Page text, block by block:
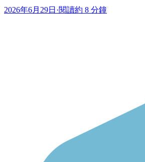
2026年6月29日 ·閱讀約 8 分鐘